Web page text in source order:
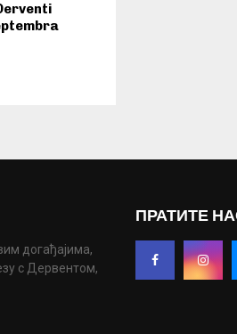
догађајима,
с Дервентом,
ПРАТИТЕ